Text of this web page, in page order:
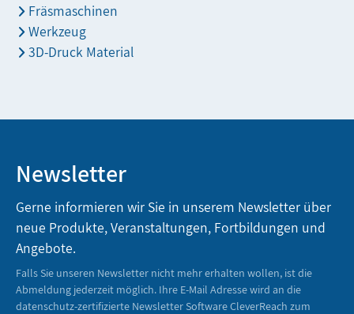
Fräsmaschinen
Werkzeug
3D-Druck Material
Newsletter
Gerne informieren wir Sie in unserem Newsletter über
neue Produkte, Veranstaltungen, Fortbildungen und
Angebote.
Falls Sie unseren Newsletter nicht mehr erhalten wollen, ist die
Abmeldung jederzeit möglich. Ihre E-Mail Adresse wird an die
datenschutz-zertifizierte Newsletter Software CleverReach zum